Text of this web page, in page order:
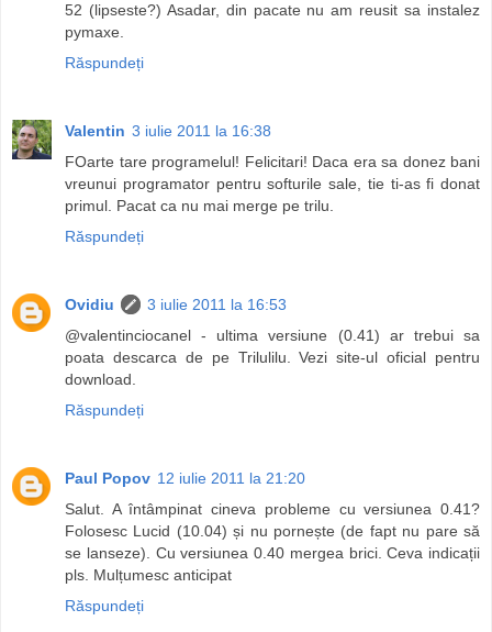
52 (lipseste?) Asadar, din pacate nu am reusit sa instalez
pymaxe.
Răspundeți
Valentin 3 iulie 2011 la 16:38
FOarte tare programelul! Felicitari! Daca era sa donez bani
vreunui programator pentru softurile sale, tie ti-as fi donat
primul. Pacat ca nu mai merge pe trilu.
Răspundeți
Ovidiu
3 iulie 2011 la 16:53
@valentinciocanel - ultima versiune (0.41) ar trebui sa
poata descarca de pe Trilulilu. Vezi site-ul oficial pentru
download.
Răspundeți
Paul Popov 12 iulie 2011 la 21:20
Salut. A întâmpinat cineva probleme cu versiunea 0.41?
Folosesc Lucid (10.04) și nu pornește (de fapt nu pare să
se lanseze). Cu versiunea 0.40 mergea brici. Ceva indicații
pls. Mulțumesc anticipat
Răspundeți